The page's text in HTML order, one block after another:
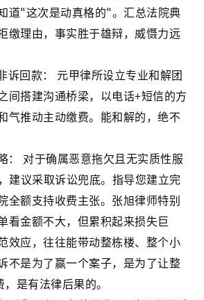
道"这次是动真格的"。汇总法院典
缴理由，事实胜于雄辩，威慑力远
诉回款： 元甲律所设立专业和解团
间搭建沟通桥梁，以电话+短信的方
气推动主动缴费。能和解的，绝不
： 对于确属恶意拖欠且无实质性服
建议采取诉讼兜底。指导您建立完
全额支持收费主张。张旭律师特别
看金额不大，但累积起来损失巨
效应，往往能带动整栋楼、整个小
不是为了赢一个案子，是为了让整
是有法律后果的。